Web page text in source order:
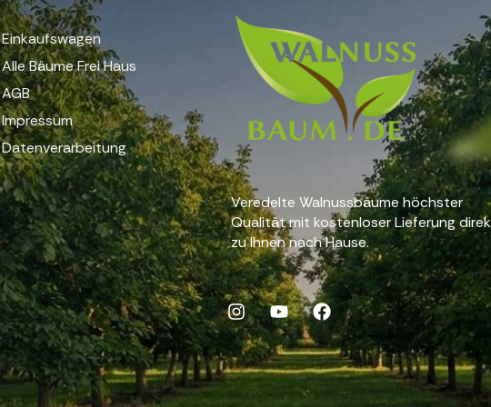
Einkaufswagen
Alle Bäume Frei Haus
AGB
Impressum
Datenverarbeitung
Veredelte Walnussbäume höchster
Qualität mit kostenloser Lieferung
zu Ihnen nach Hause.